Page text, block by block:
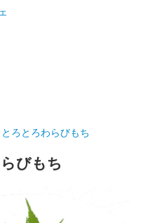
ろとろわらびもち
びもち